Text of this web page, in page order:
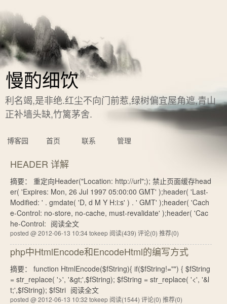
慢酌细饮
利名竭,是非绝.红尘不向门前惹,绿树偏宜屋角遮,青山
正补墙头缺,竹篱茅舍.
博客园 首页 联系 管理
HEADER 详解
摘要： 重定向Header("Location: http://url";); 禁止页面缓存head
er( 'Expires: Mon, 26 Jul 1997 05:00:00 GMT' );header( 'Last-
Modified: ' . gmdate( 'D, d M Y H:i:s' ) . ' GMT' );header( 'Cach
e-Control: no-store, no-cache, must-revalidate' );header( 'Cac
he-Control: 阅读全文
posted @ 2012-06-13 10:34 tokeep 阅读(439) 评论(0) 推荐(0)
php中HtmlEncode和EncodeHtml的编写方式
摘要： function HtmlEncode($fString){ if($fString!="") { $fString
= str_replace( '>', '&gt;',$fString); $fString = str_replace( '<', '&l
t;',$fString); $fStri 阅读全文
posted @ 2012-06-13 10:32 tokeep 阅读(1544) 评论(0) 推荐(0)